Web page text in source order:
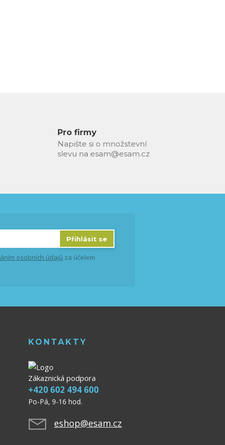
Pro firmy
Napište si o množstevní
slevu na esam@esam.cz
Přihlásit se
osobních údajů za účelem
KONTAKTY
Zákaznická podpora
+420 602 494 600
Po-Pá, 9-16 hod.
eshop@esam.cz